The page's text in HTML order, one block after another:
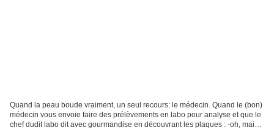
Quand la peau boude vraiment, un seul recours: le médecin. Quand le (bon)
médecin vous envoie faire des prélèvements en labo pour analyse et que le
chef dudit labo dit avec gourmandise en découvrant les plaques : -oh, mais